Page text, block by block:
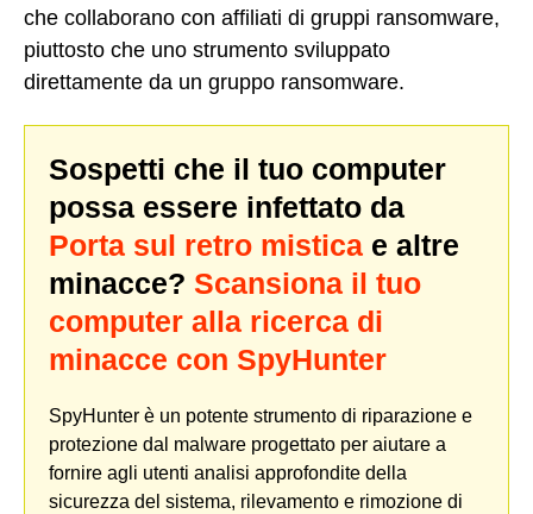
che collaborano con affiliati di gruppi ransomware,
piuttosto che uno strumento sviluppato
direttamente da un gruppo ransomware.
Sospetti che il tuo computer
possa essere infettato da
Porta sul retro mistica e altre
minacce? Scansiona il tuo
computer alla ricerca di
minacce con SpyHunter
SpyHunter è un potente strumento di riparazione e
protezione dal malware progettato per aiutare a
fornire agli utenti analisi approfondite della
sicurezza del sistema, rilevamento e rimozione di